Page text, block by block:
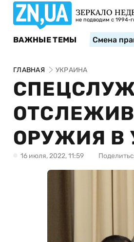
ЗЕРКАЛО
не подводим с 1994-
ВАЖНЫЕ ТЕМЫ Смена
ГЛАВНАЯ УКРАИНА
ОРУЖИЯ В
16 июля, 2022, 11:59